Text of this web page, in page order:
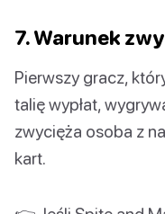
7. Warunek
Pierwszy gracz,
talię wypłat,
zwycięża osoba z
kart.